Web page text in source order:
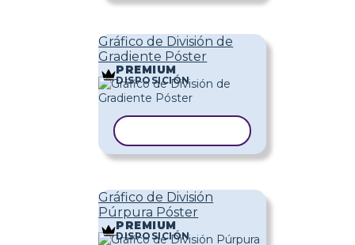
Gráfico de División de
Gradiente Póster
PREMIUM
DISPOSICIÓN
Gráfico de División
Púrpura Póster
PREMIUM
DISPOSICIÓN